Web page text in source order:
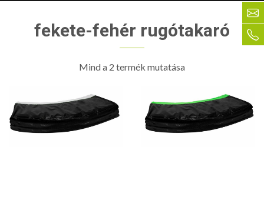
fekete-fehér rugótakaró
Mind a 2 termék mutatása